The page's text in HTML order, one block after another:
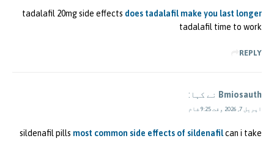
tadalafil 20mg side effects does tadalafil make you last longer
tadalafil time to work
REPLY
Bmiosauth نے کہا:
اپریل 7, 2026 وقت 9:25 شام
sildenafil pills most common side effects of sildenafilcan i take